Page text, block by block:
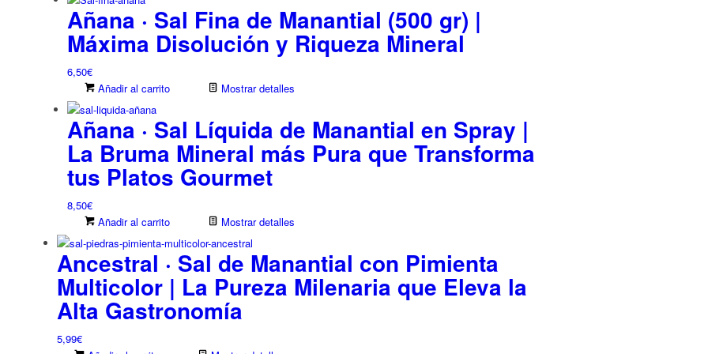
Añana · Sal Fina de Manantial (500 gr) |
Máxima Disolución y Riqueza Mineral
6,50€
Añadir al carrito
Mostrar detalles
Añana · Sal Líquida de Manantial en Spray |
La Bruma Mineral más Pura que Transforma
tus Platos Gourmet
8,50€
Añadir al carrito
Mostrar detalles
Ancestral · Sal de Manantial con Pimienta
Multicolor | La Pureza Milenaria que Eleva la
Alta Gastronomía
5,99€